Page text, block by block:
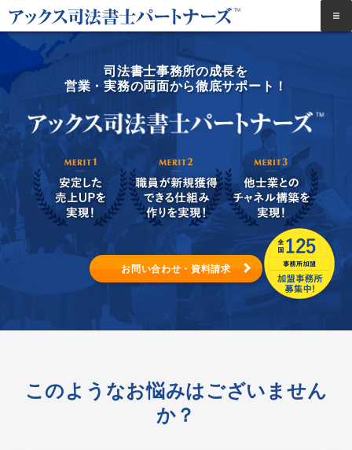
司法書士事務所の成長を
営業・実務の両面から徹底サポート！
お問い合わせ・資料請求
このようなお悩みはございません
か？